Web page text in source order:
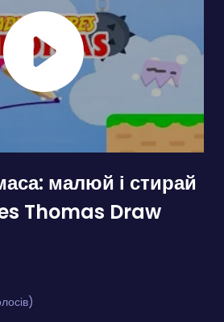
малюй і стирай
Thomas Draw